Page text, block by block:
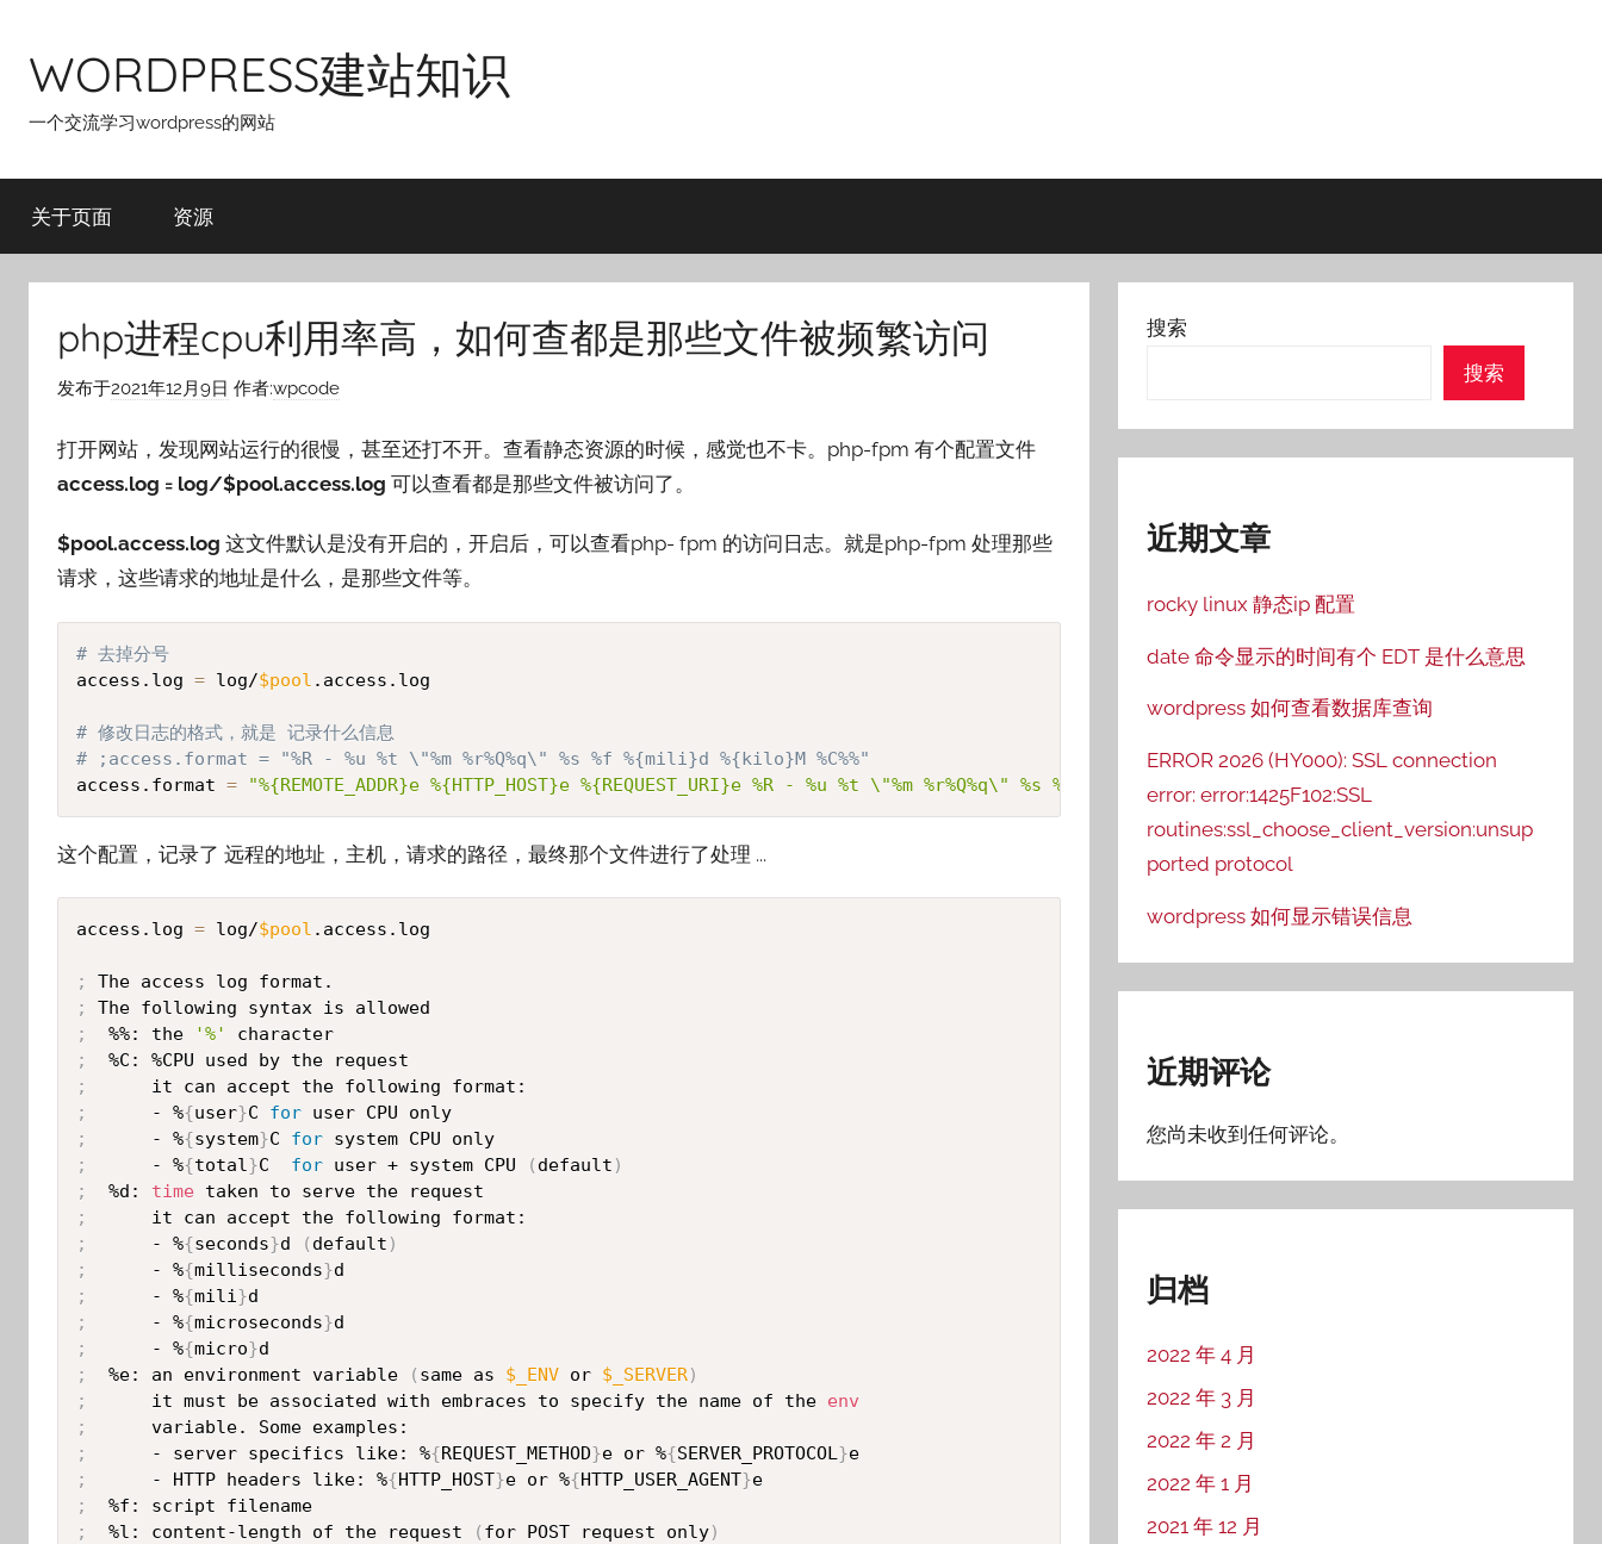
WORDPRESS建站知识
一个交流学习wordpress的网站
关于页面 资源
php进程cpu利用率高，如何查都是那些文件被频繁访问
发布于2021年12月9日 作者:wpcode
打开网站，发现网站运行的很慢，甚至还打不开。查看静态资源的时候，感觉也不卡。php-fpm 有个配置文件
access.log = log/$pool.access.log 可以查看都是那些文件被访问了。
$pool.access.log 这文件默认是没有开启的，开启后，可以查看php- fpm 的访问日志。就是php-fpm 处理那些
请求，这些请求的地址是什么，是那些文件等。
# 去掉分号
access.log = log/$pool .access.log
# 修改日志的格式，就是 记录什么信息
# ;access.format = "%R - %u %t \"%m %r%Q%q\" %s %f %{mili}d %{kilo}M %C%%"
access.format = "%{REMOTE_ADDR}e %{HTTP_HOST}e %{REQUEST_URI}e %R - %u %t \"%m %r%Q%q\" %s %f %{mili}d %{kilo}M %C%%"
这个配置，记录了 远程的地址，主机，请求的路径，最终那个文件进行了处理 ...
access.log = log/$pool .access.log
;
;
;
  %%: the
'%'
;
;
;
      - %
{user}C for
;
      - %
{system}C for
;
      - %
{total}C for user + system CPU ( default )
;
  %d:
time
;
;
      - %
{seconds}d ( default )
;
      - %
{milliseconds}
;
      - %
{mili}
;
      - %
{microseconds}
;
      - %
{micro}
;
  %e: an environment variable
( same as $_ENV or $_SERVER)
;
      it must be associated with embraces to specify the name of the
env
;
;
      - server specifics like: %
{REQUEST_METHOD}e or %{SERVER_PROTOCOL}
;
      - HTTP headers like: %
{HTTP_HOST}e or %{HTTP_USER_AGENT}
;
;
  %l: content-length of the request
( for POST request only)
搜索
搜索
近期文章
rocky linux 静态ip 配置
date 命令显示的时间有个 EDT 是什么意思
wordpress 如何查看数据库查询
ERROR 2026 (HY000): SSL connection
error: error:1425F102:SSL
routines:ssl_choose_client_version:unsup
ported protocol
wordpress 如何显示错误信息
近期评论
您尚未收到任何评论。
归档
2022 年 4 月
2022 年 3 月
2022 年 2 月
2022 年 1 月
2021 年 12 月